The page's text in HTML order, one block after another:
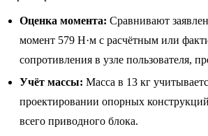
Оценка момента: Сравнивают
момент 579 Н·м с расчётным или
сопротивления в узле пользователя,
Учёт массы: Масса в 13 кг
проектировании опорных
всего приводного блока.